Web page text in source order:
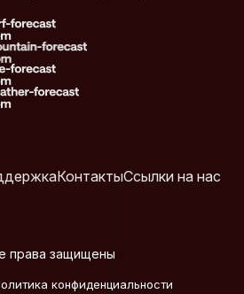
КонтактыСсылки на нас
права защищены
конфиденциальности